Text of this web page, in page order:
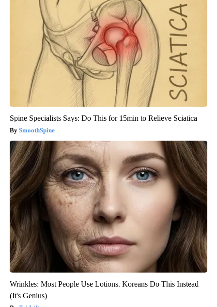
Spine Specialists Says: Do This for 15min to Relieve Sciatica
SmoothSpine
Wrinkles: Most People Use Lotions. Koreans Do This Instead
(It's Genius)